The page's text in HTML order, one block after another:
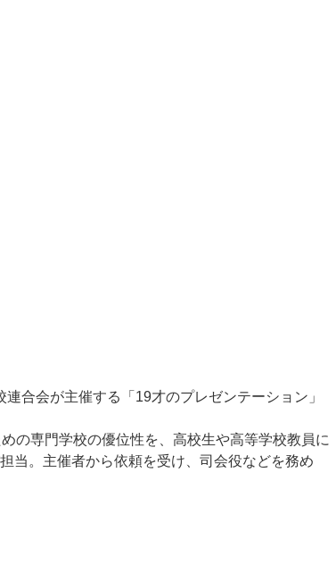
合会が主催する「19才のプレゼンテーション」
の専門学校の優位性を、高校生や高等学校教員に
当。主催者から依頼を受け、司会役などを務め